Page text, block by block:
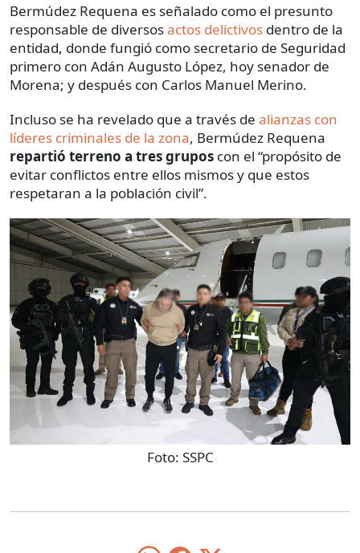
Bermúdez Requena es señalado como el presunto
responsable de diversosactos delictivos dentro de la
entidad, donde fungió como secretario de Seguridad
primero con Adán Augusto López, hoy senador de
Morena; y después con Carlos Manuel Merino.
Incluso se ha revelado que a través de alianzas con
líderes criminales de la zona, Bermúdez Requena
repartió terreno a tres grupos con el “propósito de
evitar conflictos entre ellos mismos y que estos
respetaran a la población civil”.
Foto: SSPC